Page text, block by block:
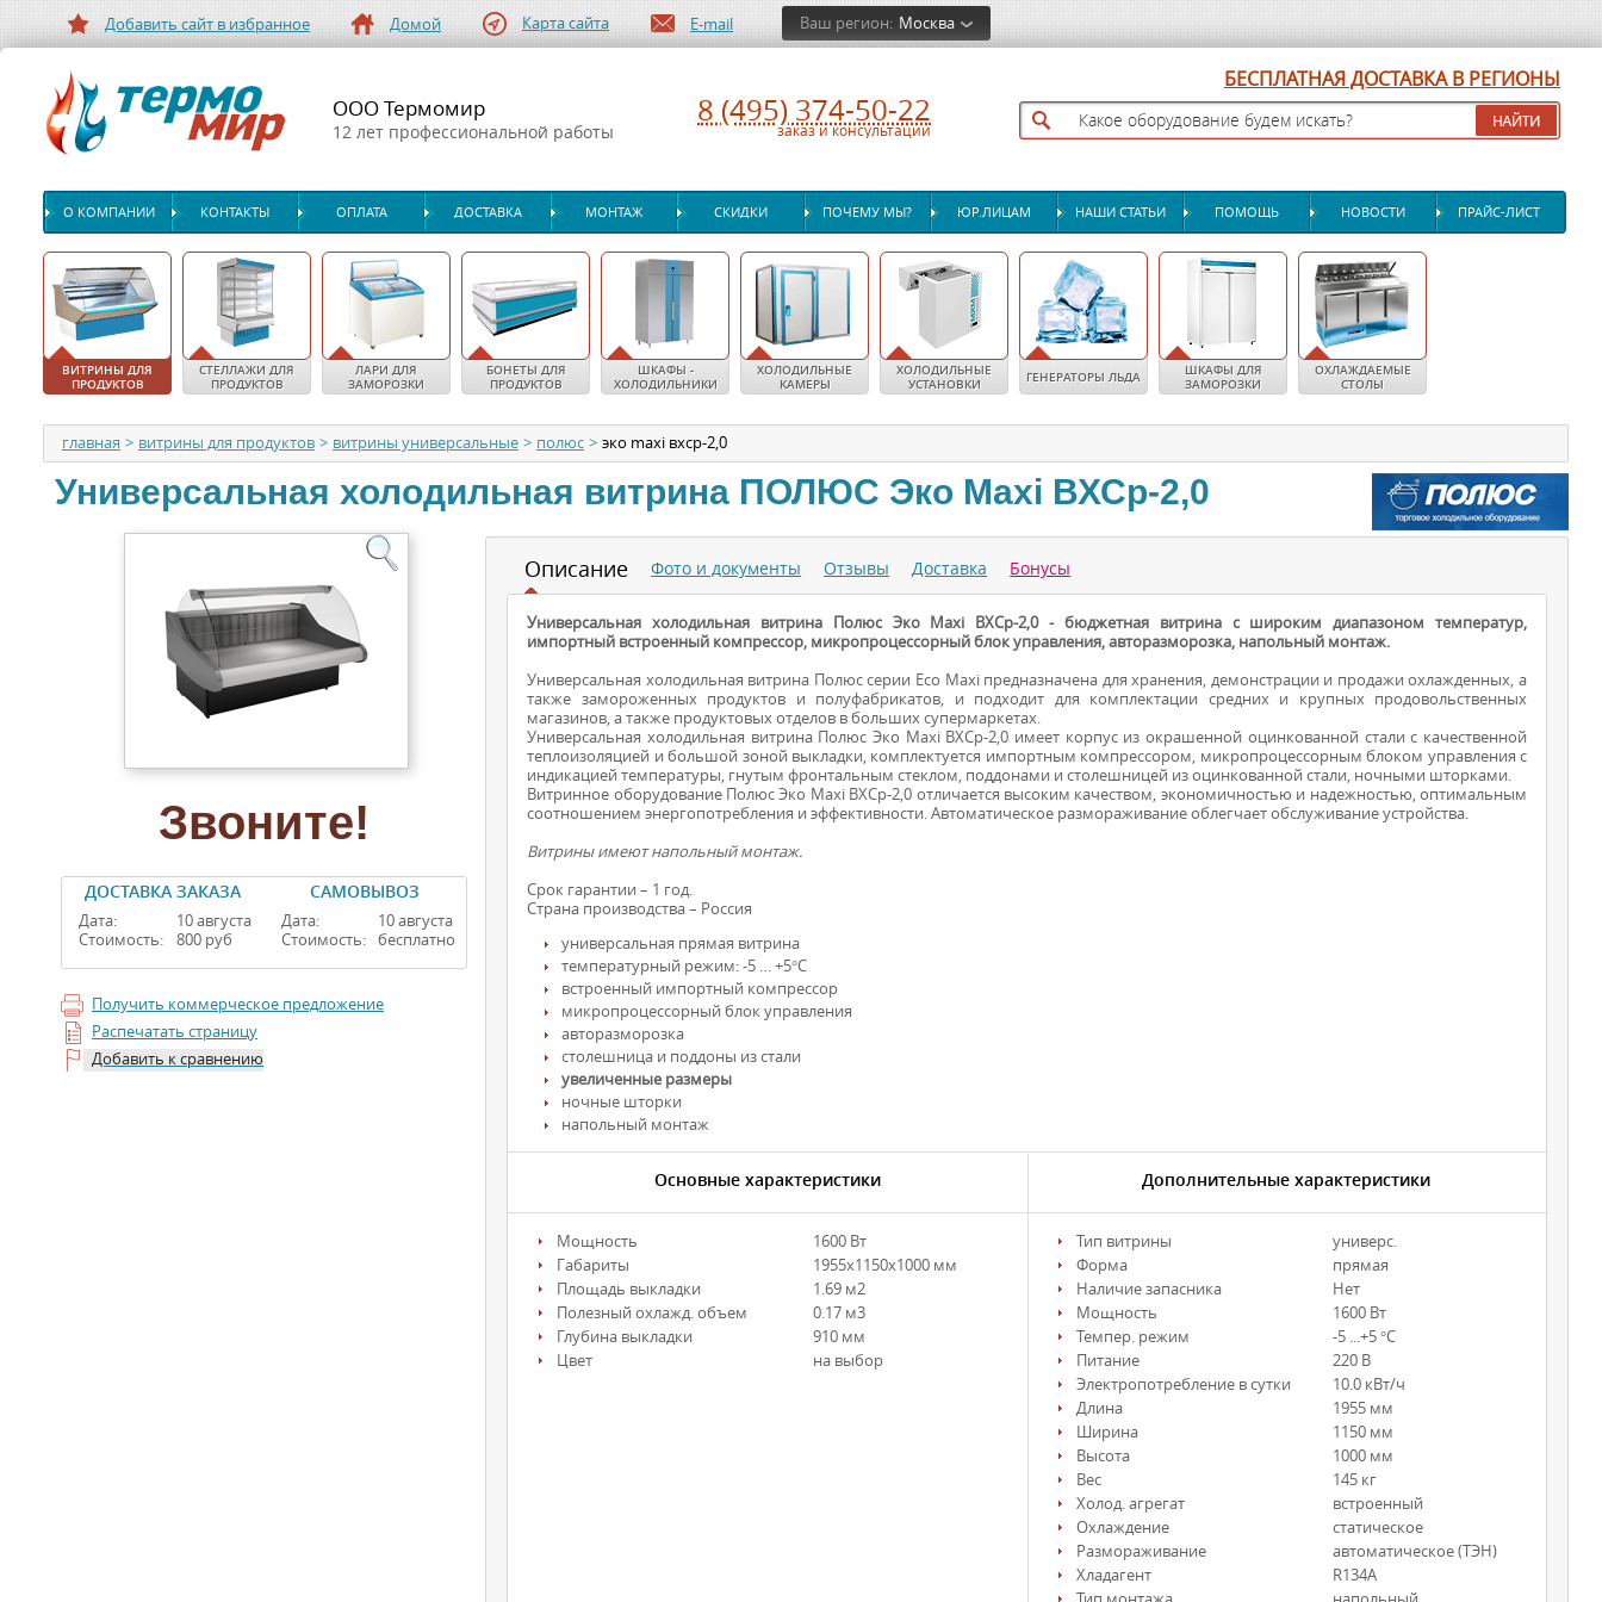
ВИТРИНЫ ДЛЯ
ПРОДУКТОВ
Добавить сайт в избранное Домой Карта сайта E-mail Ваш регион: Москва
ООО Термомир
12 лет профессиональной работы
8 (495) 374-50-22
заказ и консультации
БЕСПЛАТНАЯ ДОСТАВКА В РЕГИОНЫ
О КОМПАНИИ КОНТАКТЫ ОПЛАТА ДОСТАВКА МОНТАЖ СКИДКИ ПОЧЕМУ МЫ? ЮР.ЛИЦАМ НАШИ СТАТЬИ ПОМОЩЬ НОВОСТИ ПРАЙС-ЛИСТ
ВИТРИНЫ ДЛЯ
ПРОДУКТОВ
СТЕЛЛАЖИ ДЛЯ
ПРОДУКТОВ
ЛАРИ ДЛЯ
ЗАМОРОЗКИ
БОНЕТЫ ДЛЯ
ПРОДУКТОВ
ШКАФЫ -
ХОЛОДИЛЬНИКИ
ХОЛОДИЛЬНЫЕ
КАМЕРЫ
ХОЛОДИЛЬНЫЕ
УСТАНОВКИ
ГЕНЕРАТОРЫ ЛЬДА
ШКАФЫ ДЛЯ
ЗАМОРОЗКИ
ОХЛАЖДАЕМЫЕ
СТОЛЫ
главная > витрины для продуктов > витрины универсальные > полюс > эко maxi вхср-2,0
Универсальная холодильная витрина ПОЛЮС Эко Maxi ВХСр-2,0
Звоните!
ДОСТАВКА ЗАКАЗА
Дата:
Стоимость:
10 августа
800 руб
САМОВЫВОЗ
Дата:
Стоимость:
10 августа
бесплатно
Получить коммерческое предложение
Распечатать страницу
Добавить к сравнению
Описание
Универсальная холодильная витрина Полюс Эко Maxi ВХСр-2,0 - бюджетная витрина с широким диапазоном температур,
импортный встроенный компрессор, микропроцессорный блок управления, авторазморозка, напольный монтаж.
Универсальная холодильная витрина Полюс серии Eco Maxi предназначена для хранения, демонстрации и продажи охлажденных, а
также замороженных продуктов и полуфабрикатов, и подходит для комплектации средних и крупных продовольственных
магазинов, а также продуктовых отделов в больших супермаркетах.
Универсальная холодильная витрина Полюс Эко Maxi ВХСр-2,0 имеет корпус из окрашенной оцинкованной стали с качественной
теплоизоляцией и большой зоной выкладки, комплектуется импортным компрессором, микропроцессорным блоком управления с
индикацией температуры, гнутым фронтальным стеклом, поддонами и столешницей из оцинкованной стали, ночными шторками.
Витринное оборудование Полюс Эко Maxi ВХСр-2,0 отличается высоким качеством, экономичностью и надежностью, оптимальным
соотношением энергопотребления и эффективности. Автоматическое размораживание облегчает обслуживание устройства.
Витрины имеют напольный монтаж.
Срок гарантии – 1 год.
Страна производства – Россия
универсальная прямая витрина
температурный режим: -5 … +5°С
встроенный импортный компрессор
микропроцессорный блок управления
авторазморозка
столешница и поддоны из стали
увеличенные размеры
ночные шторки
напольный монтаж
Основные характеристики
Мощность
1600 Вт
Габариты
1955х1150х1000 мм
Площадь выкладки
1.69 м2
Полезный охлажд. объем
0.17 м3
Глубина выкладки
910 мм
Цвет
на выбор
Дополнительные характеристики
Тип витрины
универс.
Форма
прямая
Наличие запасника
Нет
Мощность
1600 Вт
Темпер. режим
-5 ...+5 °С
Питание
220 В
Электропотребление в сутки
10.0 кВт/ч
Длина
1955 мм
Ширина
1150 мм
Высота
1000 мм
Вес
145 кг
Холод. агрегат
встроенный
Охлаждение
статическое
Размораживание
автоматическое (ТЭН)
Хладагент
R134А
Фото и документы Отзывы Доставка Бонусы